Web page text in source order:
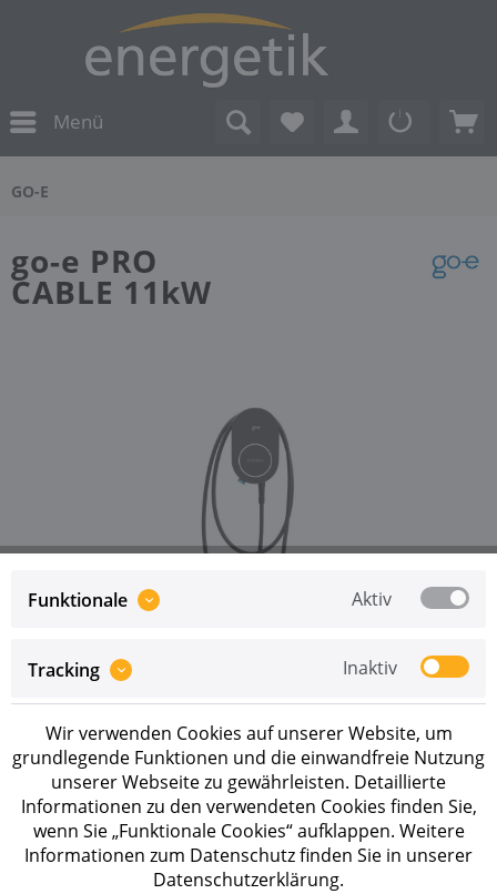
Menü
GO-E
go-e PRO
CABLE 11kW
Preise sind erst nach erfolgreicher Registrierung
als
Geschäftskunde sichtbar.
Merken
Artikel-Nr.: CH-PRO-CABLE-011
Beschreibung
Funktionale Aktiv
Tracking Inaktiv
Wir verwenden Cookies auf unserer Website, um
grundlegende Funktionen und die einwandfreie Nutzung
unserer Webseite zu gewährleisten. Detaillierte
Informationen zu den verwendeten Cookies finden Sie,
wenn Sie „Funktionale Cookies“ aufklappen. Weitere
Informationen zum Datenschutz finden Sie in unserer
Datenschutzerklärung.